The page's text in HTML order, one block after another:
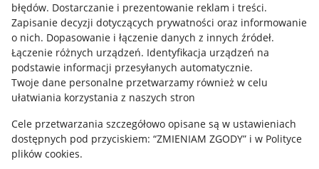
błędów. Dostarczanie i prezentowanie reklam i treści.
Zapisanie decyzji dotyczących prywatności oraz informowanie
o nich. Dopasowanie i łączenie danych z innych źródeł.
Łączenie różnych urządzeń. Identyfikacja urządzeń na
podstawie informacji przesyłanych automatycznie.
Twoje dane personalne przetwarzamy również w celu
ułatwiania korzystania z naszych stron
Cele przetwarzania szczegółowo opisane są w ustawieniach
dostępnych pod przyciskiem: “ZMIENIAM ZGODY” i w Polityce
plików cookies.
Informacje prawne
Regulamin
Polityka plików "cookies"
Ustawienia plików "cookies"
Udostępnianie lokalizacji
Informacje dla Aktu o Usługach Cyfrowych